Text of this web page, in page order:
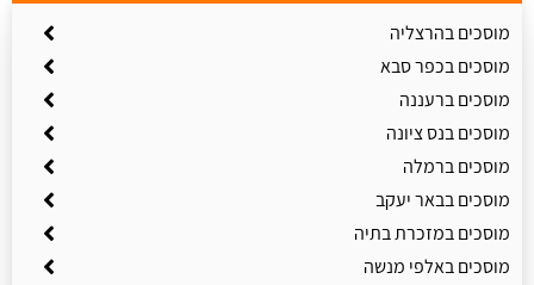
מוסכים בהרצליה
מוסכים בכפר סבא
מוסכים ברעננה
מוסכים בנס ציונה
מוסכים ברמלה
מוסכים בבאר יעקב
מוסכים במזכרת בתיה
מוסכים באלפי מנשה